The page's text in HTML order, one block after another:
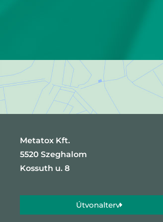
Metatox Kft.
5520 Szeghalom
Kossuth u. 8
Útvonalterv